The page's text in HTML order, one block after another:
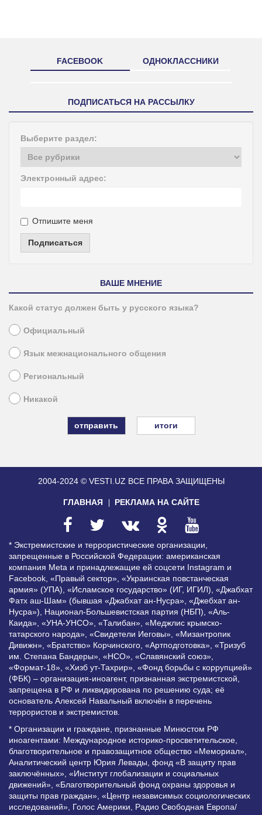
FACEBOOK ОДНОКЛАССНИКИ
ПОДПИСАТЬСЯ НА РАССЫЛКУ
Выберите раздел:
Электронный адрес:
Отпишите меня
Подписаться
ВАШЕ МНЕНИЕ
Какой статус должен быть у русского языка?
Официальный
Язык межнационального общения
Региональный
Никакой
итоги
2004-2024 © VESTI.UZ ВСЕ ПРАВА ЗАЩИЩЕНЫ
ГЛАВНАЯ РЕКЛАМА НА САЙТЕ
* Экстремистские и террористические организации,
запрещенные в Российской Федерации: американская
компания Meta и принадлежащие ей соцсети Instagram и
Facebook, «Правый сектор», «Украинская повстанческая
армия» (УПА), «Исламское государство» (ИГ, ИГИЛ), «Джабхат
Фатх аш-Шам» (бывшая «Джабхат ан-Нусра», «Джебхат ан-
Нусра»), Национал-Большевистская партия (НБП), «Аль-
Каида», «УНА-УНСО», «Талибан», «Меджлис крымско-
татарского народа», «Свидетели Иеговы», «Мизантропик
Дивижн», «Братство» Корчинского, «Артподготовка», «Тризуб
им. Степана Бандеры», «НСО», «Славянский союз»,
«Формат-18», «Хизб ут-Тахрир», «Фонд борьбы с коррупцией»
(ФБК) – организация-иноагент, признанная экстремистской,
запрещена в РФ и ликвидирована по решению суда; её
основатель Алексей Навальный включён в перечень
террористов и экстремистов.
* Организации и граждане, признанные Минюстом РФ
иноагентами: Международное историко-просветительское,
благотворительное и правозащитное общество «Мемориал»,
Аналитический центр Юрия Левады, фонд «В защиту прав
заключённых», «Институт глобализации и социальных
движений», «Благотворительный фонд охраны здоровья и
защиты прав граждан», «Центр независимых социологических
исследований», Голос Америки, Радио Свободная Европа/